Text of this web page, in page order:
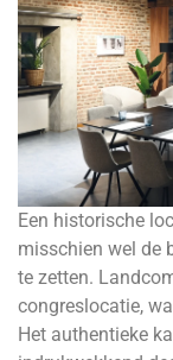
Een historische
misschien wel de
te zetten.
congreslocatie,
Het authentieke